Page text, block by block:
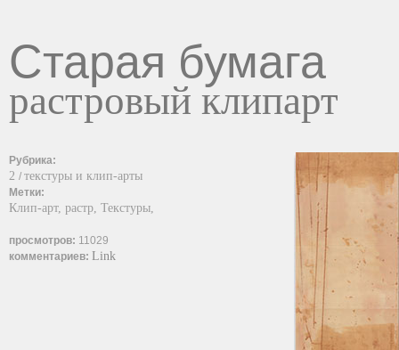
Старая бумага
растровый клипарт
Рубрика:
2 / текстуры и клип-арты
Метки:
Клип-арт, растр, Текстуры,
просмотров: 11029
комментариев: Link